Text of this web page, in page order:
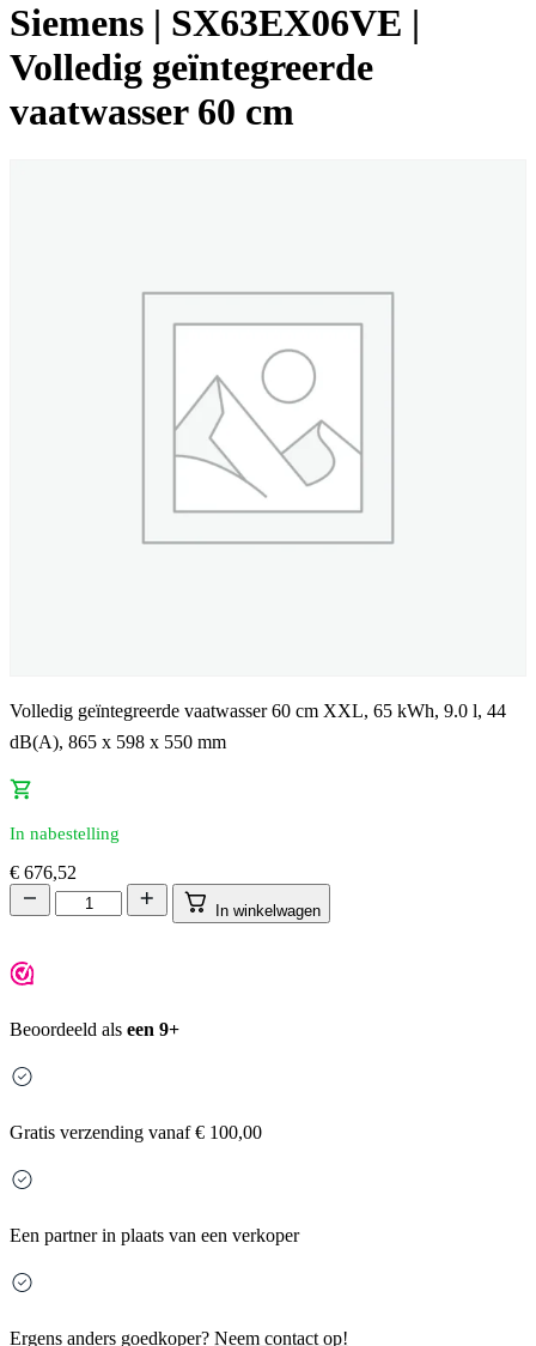
Siemens | SX63EX06VE |
Volledig geïntegreerde
vaatwasser 60 cm
Volledig geïntegreerde vaatwasser 60 cm XXL, 65 kWh, 9.0 l, 44
dB(A), 865 x 598 x 550 mm
In nabestelling
€ 676,52
In winkelwagen
Beoordeeld als een 9+
Gratis verzending vanaf € 100,00
Een partner in plaats van een verkoper
Ergens anders goedkoper? Neem contact op!